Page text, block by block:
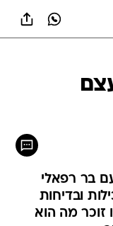
בר רפאלי
ובדיחות
זוכר מה הוא